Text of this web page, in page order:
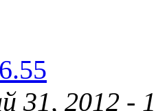
31, 2012 -